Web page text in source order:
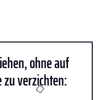
ohne auf
verzichten: